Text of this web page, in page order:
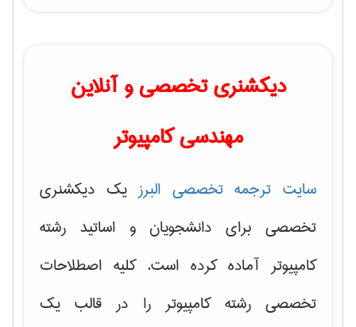
دیکشنری تخصصی و آنلاین
مهندسی کامپیوتر
سایت ترجمه تخصصی البرزیک دیکشنری
تخصصی برای دانشجویان و اساتید رشته
کامپیوتر آماده کرده است. کلیه اصطلاحات
تخصصی رشته کامپیوتر را در قالب یک